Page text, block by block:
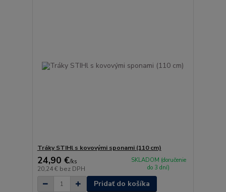
Tráky STIHl s kovovými sponami (110 cm)
24,90 €/ks
20,24 € bez DPH
SKLADOM (doručenie
do 3 dní)
Pridať do košíka